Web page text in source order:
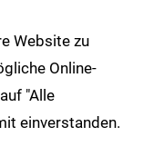
Website zu
Online-
"Alle
einverstanden.